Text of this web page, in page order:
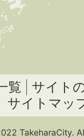
覧
サイト
サイトマッ
TakeharaCity.